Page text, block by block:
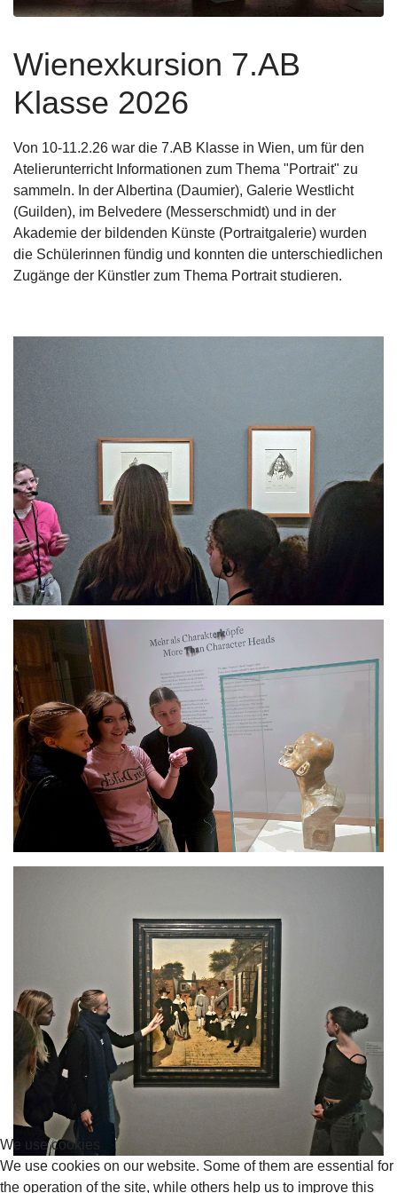
Wienexkursion 7.AB
Klasse 2026
Von 10-11.2.26 war die 7.AB Klasse in Wien, um für den
Atelierunterricht Informationen zum Thema "Portrait" zu
sammeln. In der Albertina (Daumier), Galerie Westlicht
(Guilden), im Belvedere (Messerschmidt) und in der
Akademie der bildenden Künste (Portraitgalerie) wurden
die Schülerinnen fündig und konnten die unterschiedlichen
Zugänge der Künstler zum Thema Portrait studieren.
We use cookies
We use cookies on our website. Some of them are essential for
the operation of the site, while others help us to improve this